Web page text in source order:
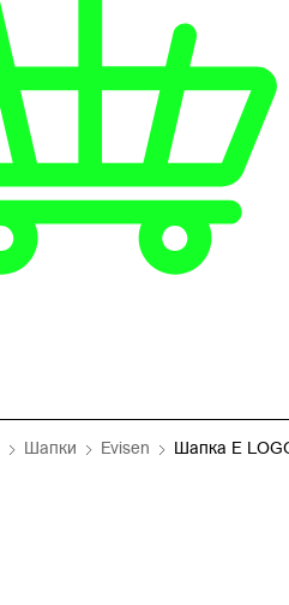
Шапки Evisen Шапка E